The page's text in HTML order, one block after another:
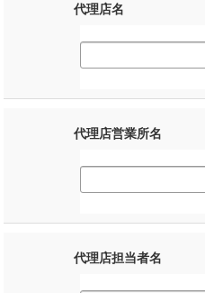
代理店名
代理店営業所名
代理店担当者名